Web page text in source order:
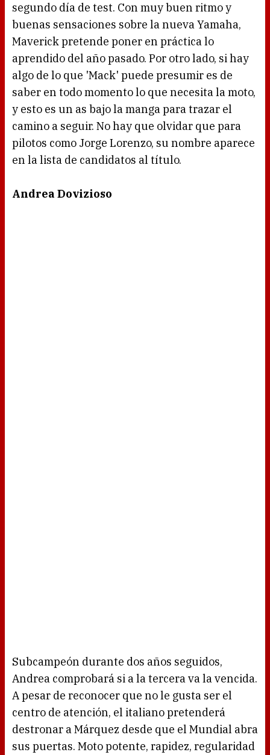
segundo día de test. Con muy buen ritmo y
buenas sensaciones sobre la nueva Yamaha,
Maverick pretende poner en práctica lo
aprendido del año pasado. Por otro lado, si hay
algo de lo que 'Mack' puede presumir es de
saber en todo momento lo que necesita la moto,
y esto es un as bajo la manga para trazar el
camino a seguir. No hay que olvidar que para
pilotos como Jorge Lorenzo, su nombre aparece
en la lista de candidatos al título.
Andrea Dovizioso
Subcampeón durante dos años seguidos,
Andrea comprobará si a la tercera va la vencida.
A pesar de reconocer que no le gusta ser el
centro de atención, el italiano pretenderá
destronar a Márquez desde que el Mundial abra
sus puertas. Moto potente, rapidez, regularidad